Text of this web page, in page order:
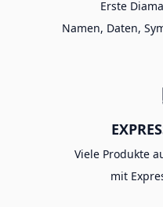
Erste
Namen, Daten,
Viele Produkte
mit